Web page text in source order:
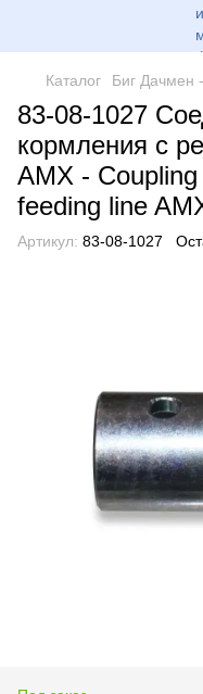
Каталог Биг Дачмен
83-08-1027
кормления с
AMX -
feeding line
Артикул: 83-08-1027